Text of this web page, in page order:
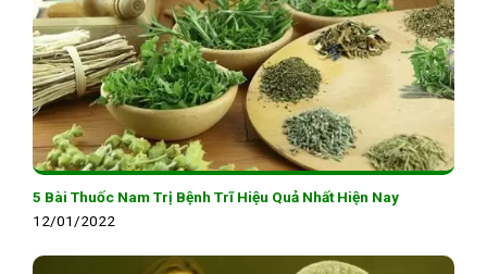
5 Bài Thuốc Nam Trị Bệnh Trĩ Hiệu Quả Nhất Hiện Nay
12/01/2022